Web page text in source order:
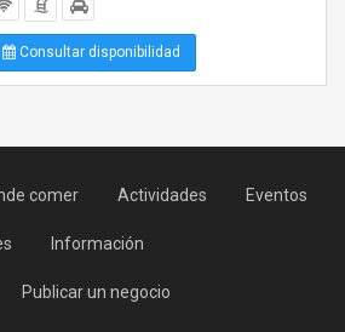
Consultar disponibilidad
comer Actividades Eventos
Información
Publicar un negocio